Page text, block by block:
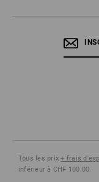
Tous les prix+ frais
inférieur à CHF 100.00.